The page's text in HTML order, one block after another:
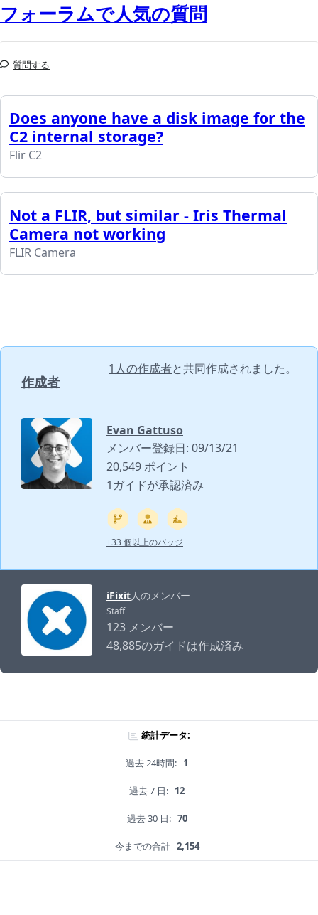
フォーラムで人気の質問
質問する
Does anyone have a disk image for the
C2 internal storage?
Flir C2
Not a FLIR, but similar - Iris Thermal
Camera not working
FLIR Camera
作成者
1人の作成者と共同作成されました。
Evan Gattuso
メンバー登録日: 09/13/21
20,549 ポイント
1ガイドが承認済み
+33 個以上のバッジ
iFixit人のメンバー
Staff
123 メンバー
48,885のガイドは作成済み
統計データ:
過去 24時間: 1
過去 7 日: 12
過去 30 日: 70
今までの合計 2,154